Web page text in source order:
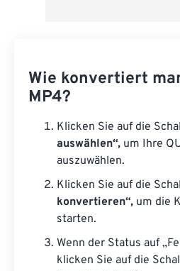
Wie konvertiert
MP4?
Klicken Sie auf die
auswählen“, um Ihre
auszuwählen.
Klicken Sie auf die
konvertieren“, um die
starten.
Wenn der Status auf
klicken Sie auf die